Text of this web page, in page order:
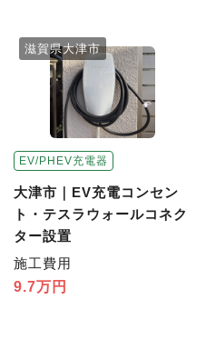
EV/PHEV充電器
滋賀県大津市
大津市｜EV充電コンセン
ト・テスラウォールコネク
ター設置
施工費用
9.7万円